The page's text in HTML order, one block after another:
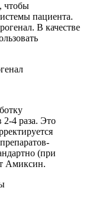
чтобы
пациента.
В качестве
4 раза. Это
(при
Амиксин.